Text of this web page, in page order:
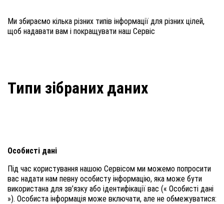
Ми збираємо кілька різних типів інформації для різних цілей,
щоб надавати вам і покращувати наш Сервіс
Типи зібраних даних
Особисті дані
Під час користування нашою Сервісом ми можемо попросити
вас надати нам певну особисту інформацію, яка може бути
використана для зв’язку або ідентифікації вас (« Особисті дані
»). Особиста інформація може включати, але не обмежуватися: